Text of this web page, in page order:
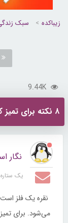
زیباکده سبک
9.44K
۸ نکته برای تمیز کردن نقره
نگار
یک
نقره یک فلز
می‌شود. برای